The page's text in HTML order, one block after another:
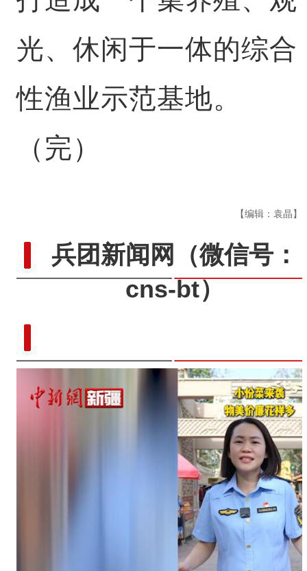
光、休闲于一体的综合
性渔业示范基地。
（完）
【编辑：袁晶】
兵团新闻网
（微信号：
cns-bt）